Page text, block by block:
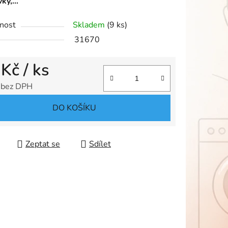
Skladem (9 ks)
31670
/ ks
DPH
DO KOŠÍKU
Zeptat se Sdílet